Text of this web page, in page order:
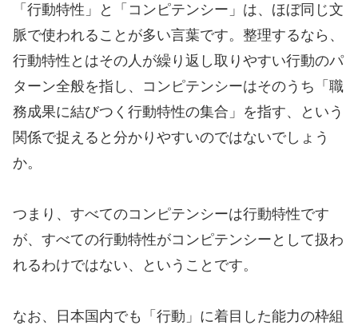
「行動特性」と「コンピテンシー」は、ほぼ同じ文
脈で使われることが多い言葉です。整理するなら、
行動特性とはその人が繰り返し取りやすい行動のパ
ターン全般を指し、コンピテンシーはそのうち「職
務成果に結びつく行動特性の集合」を指す、という
関係で捉えると分かりやすいのではないでしょう
か。
つまり、すべてのコンピテンシーは行動特性です
が、すべての行動特性がコンピテンシーとして扱わ
れるわけではない、ということです。
なお、日本国内でも「行動」に着目した能力の枠組